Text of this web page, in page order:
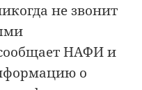
не звонит
НАФИ и
о